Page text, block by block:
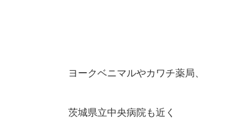
ヨークベニマルやカワチ薬局、
茨城県立中央病院も近く